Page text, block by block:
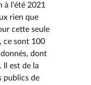
à l'été 2021
rien que
cette seule
ce sont 100
dont
Il est de la
publics de